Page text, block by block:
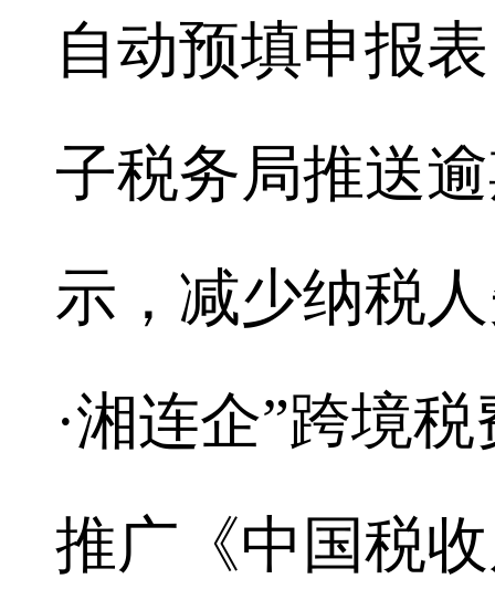
自动预填申报
子税务局推送
示，减少纳税
·湘连企”跨境
推广《中国税